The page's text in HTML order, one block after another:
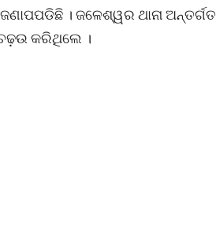
। ଜଳେଶ୍ୱର ଥାନା ଅନ୍ତର୍ଗତ
କରିଥିଲେ ।